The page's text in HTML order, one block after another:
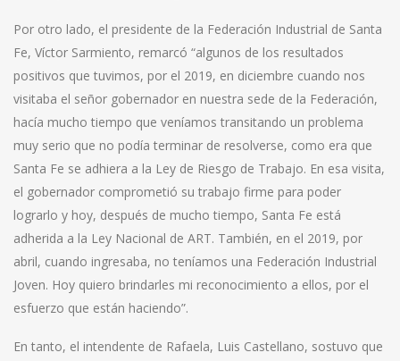
Por otro lado, el presidente de la Federación Industrial de Santa
Fe, Víctor Sarmiento, remarcó “algunos de los resultados
positivos que tuvimos, por el 2019, en diciembre cuando nos
visitaba el señor gobernador en nuestra sede de la Federación,
hacía mucho tiempo que veníamos transitando un problema
muy serio que no podía terminar de resolverse, como era que
Santa Fe se adhiera a la Ley de Riesgo de Trabajo. En esa visita,
el gobernador comprometió su trabajo firme para poder
lograrlo y hoy, después de mucho tiempo, Santa Fe está
adherida a la Ley Nacional de ART. También, en el 2019, por
abril, cuando ingresaba, no teníamos una Federación Industrial
Joven. Hoy quiero brindarles mi reconocimiento a ellos, por el
esfuerzo que están haciendo”.
En tanto, el intendente de Rafaela, Luis Castellano, sostuvo que